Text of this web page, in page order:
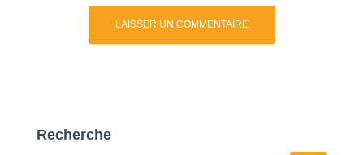
Recherche